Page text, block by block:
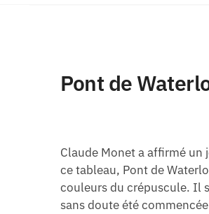
Pont de
Claude Monet a affirmé un
ce tableau, Pont de
couleurs du crépuscule. Il
sans doute été